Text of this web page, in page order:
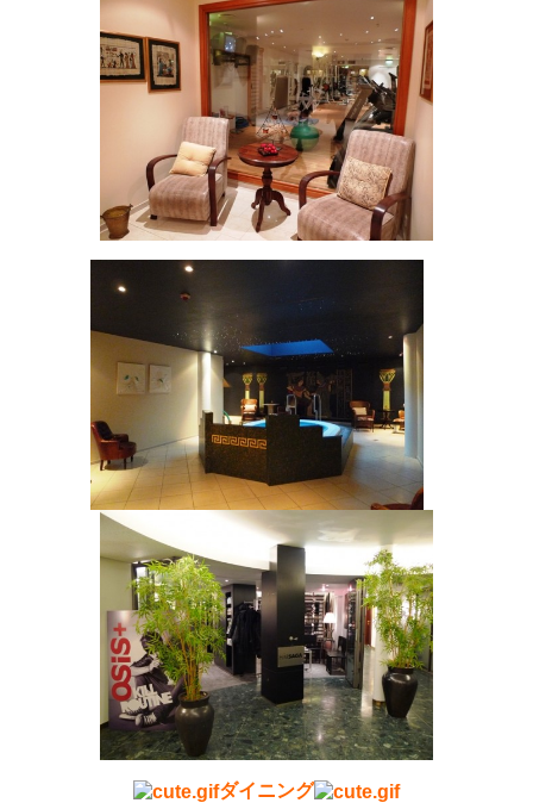
ダイニング